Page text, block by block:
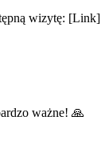
wizytę: [Link]
ważne! 🙏